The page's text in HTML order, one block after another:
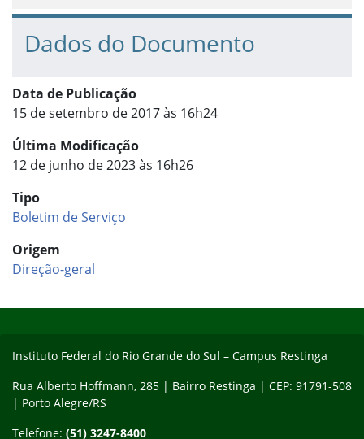
Dados do Documento
Data de Publicação
15 de setembro de 2017 às 16h24
Última Modificação
12 de junho de 2023 às 16h26
Tipo
Boletim de Serviço
Origem
Direção-geral
Instituto Federal do Rio Grande do Sul – Campus Restinga
Rua Alberto Hoffmann, 285 | Bairro Restinga | CEP: 91791-508
| Porto Alegre/RS
Telefone: (51) 3247-8400